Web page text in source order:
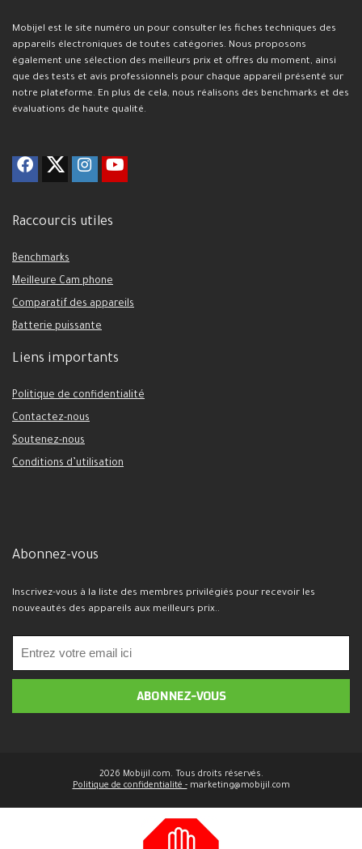
Mobijel est le site numéro un pour consulter les fiches techniques des
appareils électroniques de toutes catégories. Nous proposons
également une sélection des meilleurs prix et offres du moment, ainsi
que des tests et avis professionnels pour chaque appareil présenté sur
notre plateforme. En plus de cela, nous réalisons des benchmarks et des
évaluations de haute qualité.
Raccourcis utiles
Benchmarks
Meilleure Cam phone
Comparatif des appareils
Batterie puissante
Liens importants
Politique de confidentialité
Contactez-nous
Soutenez-nous
Conditions d’utilisation
Abonnez-vous
Inscrivez-vous à la liste des membres privilégiés pour recevoir les
nouveautés des appareils aux meilleurs prix..
2026 Mobijil.com. Tous droits réservés.
Politique de confidentialité - marketing@mobijil.com